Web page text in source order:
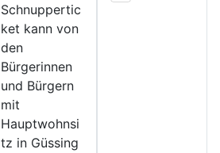
Schnuppertic
ket kann von
den
Bürgerinnen
und Bürgern
mit
Hauptwohnsi
tz in Güssing